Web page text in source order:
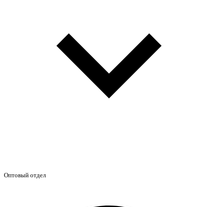
Оптовый отдел